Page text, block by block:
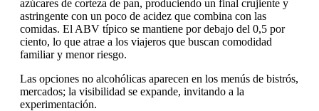
azúcares de corteza de pan, produciendo un final crujiente y
astringente con un poco de acidez que combina con las
comidas. El ABV típico se mantiene por debajo del 0,5 por
ciento, lo que atrae a los viajeros que buscan comodidad
familiar y menor riesgo.
Las opciones no alcohólicas aparecen en los menús de bistrós,
mercados; la visibilidad se expande, invitando a la
experimentación.